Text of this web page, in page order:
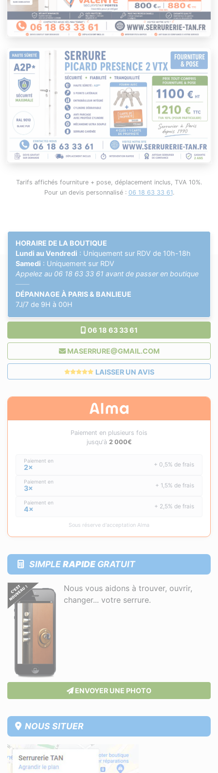
Tarifs affichés fourniture + pose, déplacement inclus, TVA 10%.
Pour un devis personnalisé : 06 18 63 33 61.
HORAIRE DE LA BOUTIQUE
Lundi au Vendredi : Uniquement sur RDV de 10h-18h
Samedi : Uniquement sur RDV
Appelez au 06 18 63 33 61 avant de passer en boutique
——
DÉPANNAGE À PARIS & BANLIEUE
7J/7 de 9H à 00H
06 18 63 33 61
MASERRURE@GMAIL.COM
LAISSER UN AVIS
Paiement en plusieurs fois
jusqu'à 2 000€
Paiement en
2× + 0,5% de frais
Paiement en
3× + 1,5% de frais
Paiement en
4× + 2,5% de frais
Sous réserve d'acceptation Alma
SIMPLERAPIDE GRATUIT
Nous vous aidons à trouver, ouvrir,
changer... votre serrure.
ENVOYER UNE PHOTO
NOUS SITUER